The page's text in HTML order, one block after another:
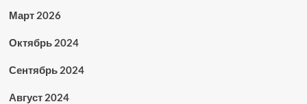
Март 2026
Октябрь 2024
Сентябрь 2024
Август 2024